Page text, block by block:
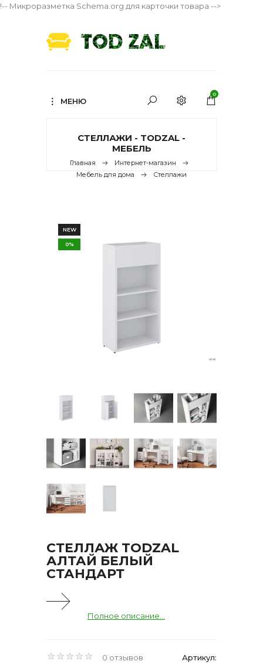
!-- Микроразметка Schema.org для карточки товара -->
МЕНЮ
0
СТЕЛЛАЖИ - TODZAL -
МЕБЕЛЬ
Главная
Интернет-магазин
Мебель для дома
Стеллажи
NEW
0%
СТЕЛЛАЖ TODZAL
АЛТАЙ БЕЛЫЙ
СТАНДАРТ
Полное описание...
0 отзывов Артикул: